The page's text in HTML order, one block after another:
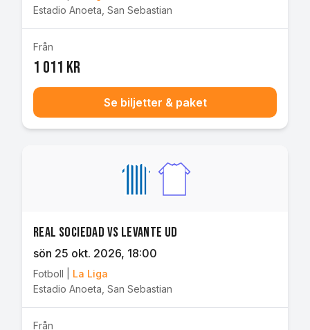
Estadio Anoeta San Sebastian
Från
1 011 kr
Se biljetter & paket
Real Sociedad vs Levante UD
sön 25 okt. 2026, 18:00
Fotboll
La Liga
Estadio Anoeta San Sebastian
Från